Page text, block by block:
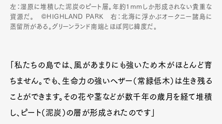
左：湿原に堆積した泥炭のピート層。年約1mmしか形成されない貴重な
資源だ。 ©HIGHLAND PARK 右：北海に浮かぶオークニー諸島に
蒸留所がある。グリーンランド南端とほぼ同じ緯度だ。
「私たちの島では、風があまりにも強いため木がほとんど育
ちません。でも、生命力の強いヘザー（常緑低木）は生き残る
ことができます。その花や茎などが数千年の歳月を経て堆積
し、ピート（泥炭）の層が形成されたのです」